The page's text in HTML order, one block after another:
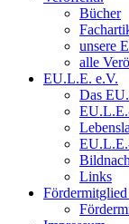
Bücher
unsere
alle
EU.L.E. e.V.
Das
Links